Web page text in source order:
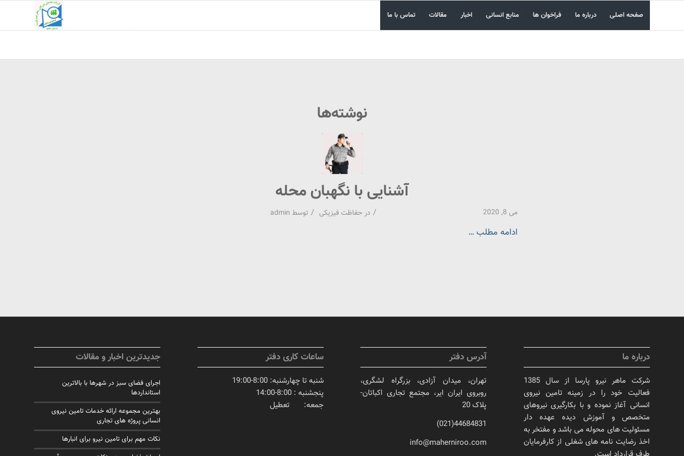
صفحه اصلی درباره ما فراخوان ها منابع انسانی اخبار مقالات تماس با ما
نوشته‌ها
آشنایی با نگهبان محله
می 8, 2020 / درحفاظت فیزیکی / توسط admin
ادامه مطلب …
درباره ما
شرکت ماهر نیرو پارسا از سال 1385
فعالیت خود را در زمینه تامین نیروی
انسانی آغاز نموده و با بکارگیری نیروهای
متخصص و آموزش دیده عهده دار
مسئولیت های محوله می باشد و مفتخر به
اخذ رضایت نامه های شغلی از کارفرمایان
آدرس دفتر
تهران، میدان آزادی، بزرگراه لشگری،
روبروی ایران ایر، مجتمع تجاری اکباتان-
پلاک 20
44684831(021)
info@maherniroo.com
ساعات کاری دفتر
شنبه تا چهارشنبه: 8:00-19:00
پنجشنبه : 8:00-14:00
جمعه: تعطیل
جدیدترین اخبار و مقالات
اجرای فضای سبز در شهرها با بالاترین
استانداردها
بهترین مجموعه ارائه خدمات تامین نیروی
انسانی پروژه های تجاری
نکات مهم برای تامین نیرو برای انبارها